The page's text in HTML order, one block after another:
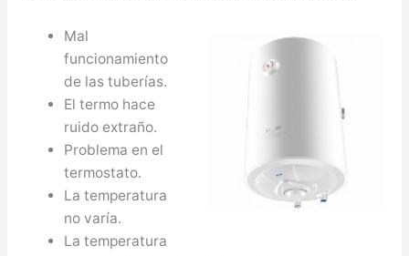
Mal
funcionamiento
de las tuberías.
El termo hace
ruido extraño.
Problema en el
termostato.
La temperatura
no varía.
La temperatura